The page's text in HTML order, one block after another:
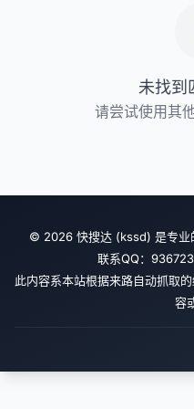
未找到
请尝试使用其
© 2026 快搜达 (kssd) 是专业
联系QQ：
此内容系本站根据来路自动抓取
容